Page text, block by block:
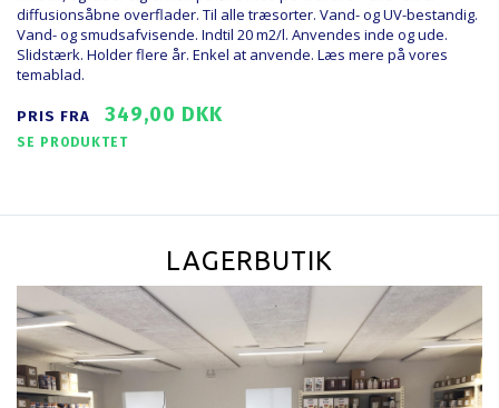
diffusionsåbne overflader. Til alle træsorter. Vand- og UV-bestandig.
Vand- og smudsafvisende. Indtil 20 m2/l. Anvendes inde og ude.
Slidstærk. Holder flere år. Enkel at anvende. Læs mere på vores
temablad.
PRIS FRA 349,00 DKK
SE PRODUKTET
LAGERBUTIK